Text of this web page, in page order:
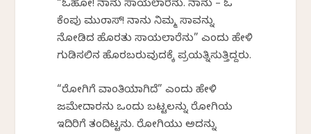
“ಓಹೋ! ನಾನು ಸಾಯಲಾರೆನು. ನಾನು – ಓ
ಕೆಂಪು ಮುಂಡಾಸ್! ನಾನು ನಿಮ್ಮ ಸಾವನ್ನು
ನೋಡಿದ ಹೊರತು ಸಾಯಲಾರೆನು” ಎಂದು ಹೇಳಿ
ಗುಡಿಸಲಿನ ಹೊರಬರುವುದಕ್ಕೆ ಪ್ರಯತ್ನಿಸುತ್ತಿದ್ದರು.
“ರೋಗಿಗೆ ವಾಂತಿಯಾಗಿದೆ” ಎಂದು ಹೇಳಿ
ಜಮೇದಾರನು ಒಂದು ಬಟ್ಟಲನ್ನು ರೋಗಿಯ
ಇದಿರಿಗೆ ತಂದಿಟ್ಟನು. ರೋಗಿಯು ಅದನ್ನು